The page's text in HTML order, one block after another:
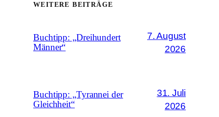
WEITERE BEITRÄGE
Buchtipp: „Dreihundert
Männer“
7. August
2026
Buchtipp: „Tyrannei der
Gleichheit“
31. Juli
2026